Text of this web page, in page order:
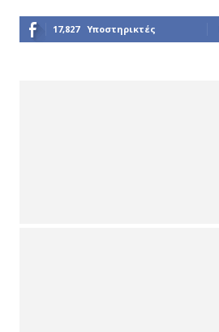
17,827 Υποστηρικτές